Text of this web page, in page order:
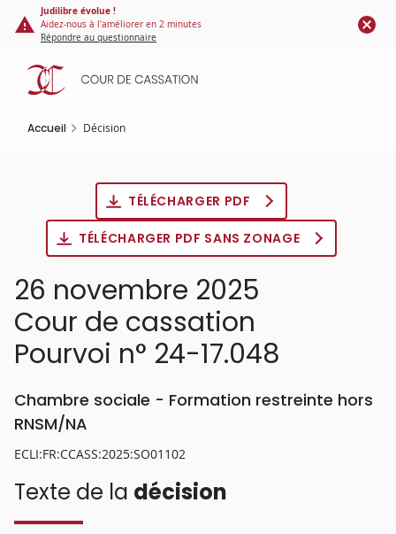
Panneau de gestion des cookies
contenu
principal
Judilibre évolue !
Aidez-nous à l'améliorer en 2 minutes
Répondre au questionnaire
Accueil Décision
TÉLÉCHARGER PDF
TÉLÉCHARGER PDF SANS ZONAGE
26 novembre 2025
Cour de cassation
Pourvoi n° 24-17.048
Chambre sociale - Formation restreinte hors
RNSM/NA
ECLI:FR:CCASS:2025:SO01102
Texte de la décision